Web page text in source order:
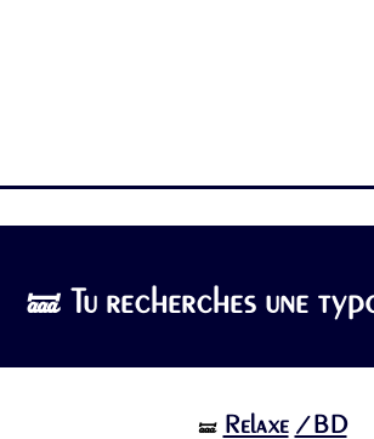
🝛 Tu recherches une
🝛 Relaxe /BD